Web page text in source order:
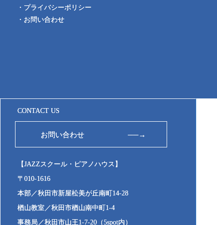
・プライバシーポリシー
・お問い合わせ
CONTACT US
お問い合わせ ──→
【JAZZスクール・ピアノハウス】
〒010-1616
本部／秋田市新屋松美が丘南町14-28
楢山教室／秋田市楢山南中町1-4
事務局／秋田市山王1-7-20（5spot内）